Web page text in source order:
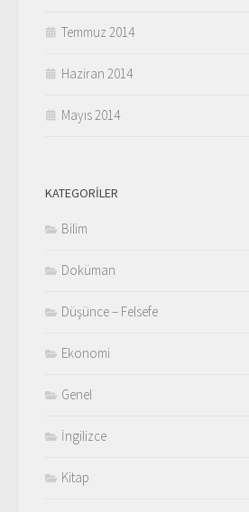
Temmuz 2014
Haziran 2014
Mayıs 2014
KATEGORILER
Bilim
Doküman
Düşünce – Felsefe
Ekonomi
Genel
İngilizce
Kitap